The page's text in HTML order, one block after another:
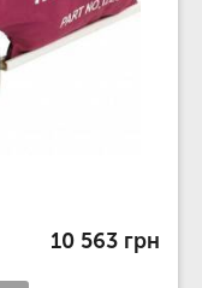
10 563 грн